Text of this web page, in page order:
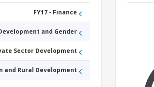
FY17 - Finance
and Gender
Sector Development
and Rural Development